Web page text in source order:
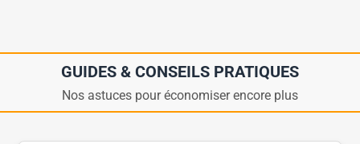
GUIDES & CONSEILS PRATIQUES
Nos astuces pour économiser encore plus